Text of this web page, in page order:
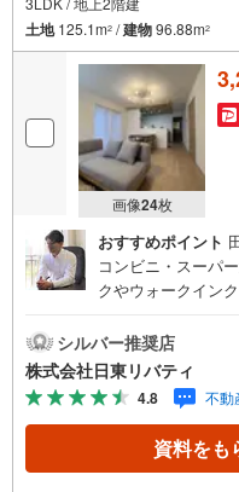
土地125.1m2 /建物96.88m2
画像24枚
おすすめポイント
コンビニ・スーパ
クやウォークイン
ならマツダスタジ
ト広告に載ってい
もちろん廿日市か
量!!「実際に自分自
告では分かり難い
す。お気軽にお問
シルバー推奨店
株式会社日東リバティ
4.8 不動
資料をも